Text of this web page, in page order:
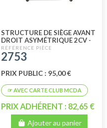
STRUCTURE DE SIÈGE AVANT
DROIT ASYMÉTRIQUE 2CV -
DYANE - ACADIANE
(PASSAGER)
2753
PRIX PUBLIC : 95,00 €
PRIX ADHÉRENT : 82,65 €
Ajouter au panier